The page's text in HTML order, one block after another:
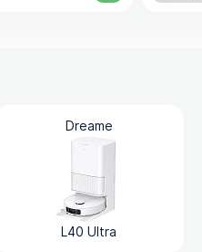
Dreame
L40 Ultra